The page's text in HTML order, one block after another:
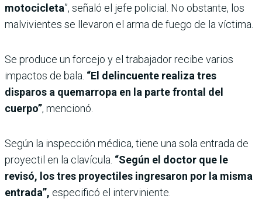
motocicleta”, señaló el jefe policial. No obstante, los
malvivientes se llevaron el arma de fuego de la víctima.
Se produce un forcejo y el trabajador recibe varios
impactos de bala. “El delincuente realiza tres
disparos a quemarropa en la parte frontal del
cuerpo”, mencionó.
Según la inspección médica, tiene una sola entrada de
proyectil en la clavícula. “Según el doctor que le
revisó, los tres proyectiles ingresaron por la misma
entrada”, especificó el interviniente.